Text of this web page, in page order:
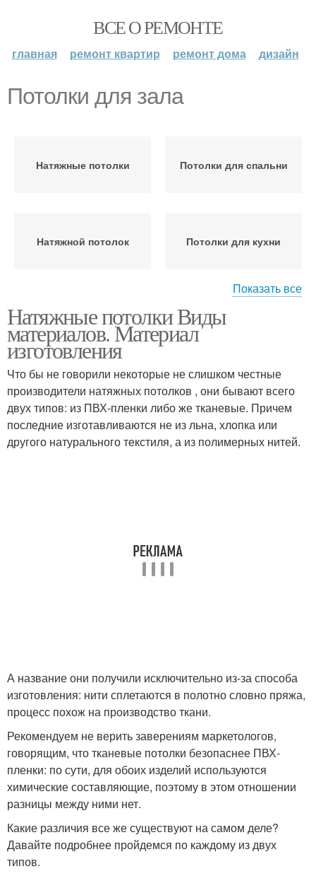
ВСЕ О РЕМОНТЕ
главная ремонт квартир ремонт дома дизайн
Потолки для зала
Натяжные потолки Потолки для спальни
Натяжной потолок Потолки для кухни
Потолок на кухне
Показать все
Натяжные потолки Виды
материалов. Материал
изготовления
Что бы не говорили некоторые не слишком честные
производители натяжных потолков , они бывают всего
двух типов: из ПВХ-пленки либо же тканевые. Причем
последние изготавливаются не из льна, хлопка или
другого натурального текстиля, а из полимерных нитей.
А название они получили исключительно из-за способа
изготовления: нити сплетаются в полотно словно пряжа,
процесс похож на производство ткани.
Рекомендуем не верить заверениям маркетологов,
говорящим, что тканевые потолки безопаснее ПВХ-
пленки: по сути, для обоих изделий используются
химические составляющие, поэтому в этом отношении
разницы между ними нет.
Какие различия все же существуют на самом деле?
Давайте подробнее пройдемся по каждому из двух
типов.